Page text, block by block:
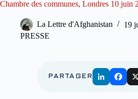
Chambre des communes, Londres 10 juin
La Lettre d'Afghanistan
19
PRESSE
PARTAGER